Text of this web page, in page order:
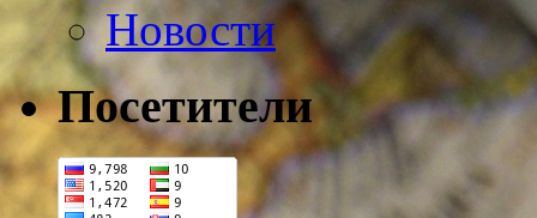
Новости
Посетители